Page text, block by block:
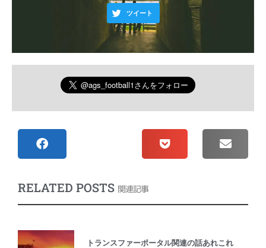
ツイート
RELATED POSTS 関連記事
トランスファーポータル関連の話あれこれ